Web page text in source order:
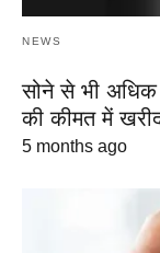
NEWS
सोने से भी अधिक
की कीमत में
5 months ago